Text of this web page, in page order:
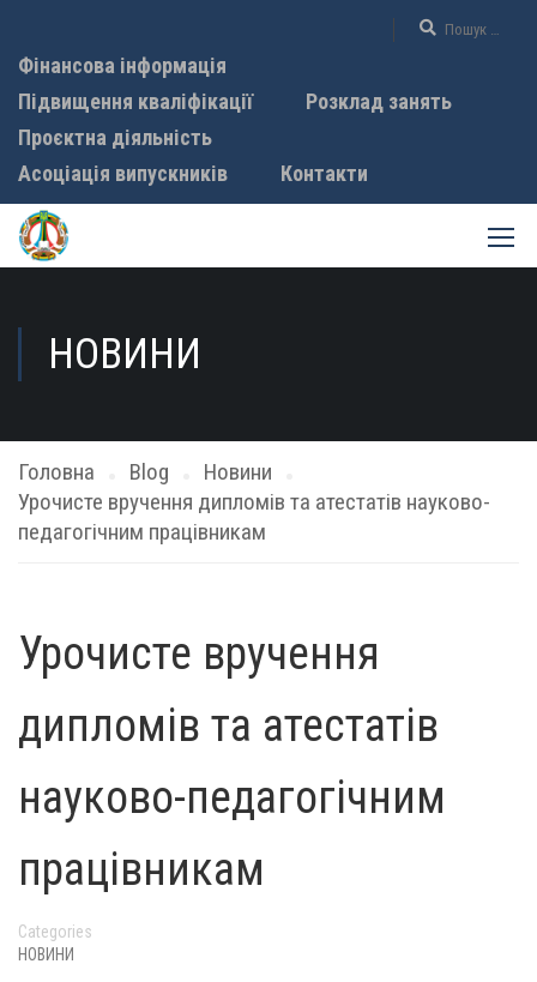
Фінансова інформація
Підвищення кваліфікації
Розклад занять
Проєктна діяльність
Асоціація випускників
Контакти
НОВИНИ
Головна Blog
Новини
Урочисте вручення дипломів та атестатів науково-
педагогічним працівникам
Урочисте вручення
дипломів та атестатів
науково-педагогічним
працівникам
Categories
НОВИНИ